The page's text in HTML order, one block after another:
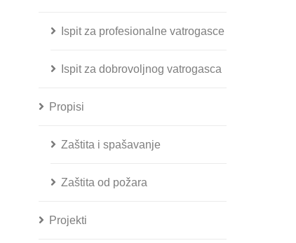
Ispit za profesionalne vatrogasce
Ispit za dobrovoljnog vatrogasca
Propisi
Zaštita i spašavanje
Zaštita od požara
Projekti